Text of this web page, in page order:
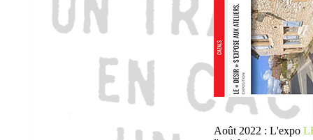
Août 2022 : L'expo